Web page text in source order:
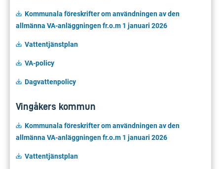
Kommunala föreskrifter om användningen av den
allmänna VA-anläggningenfr.o.m 1 januari 2026
Vattentjänstplan
VA-policy
Dagvattenpolicy
Vingåkers kommun
Kommunala föreskrifter om användningen av den
allmänna VA-anläggningenfr.o.m 1 januari 2026
Vattentjänstplan